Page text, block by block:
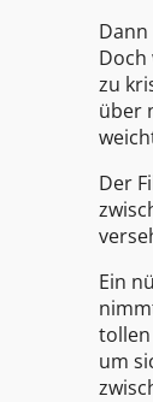
Doch
zu
über
Der
Ein
tollen
um